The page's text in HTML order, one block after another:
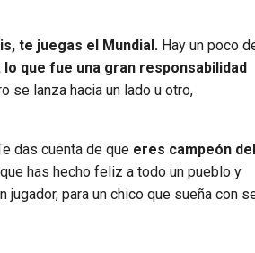
te juegas el Mundial. Hay un poco
que fue una gran responsabilidad
se lanza hacia un lado u otro,
das cuenta de que eres campeón del
has hecho feliz a todo un pueblo y
para un chico que sueña con